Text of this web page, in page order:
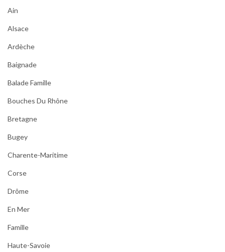
Ain
Alsace
Ardèche
Baignade
Balade Famille
Bouches Du Rhône
Bretagne
Bugey
Charente-Maritime
Corse
Drôme
En Mer
Famille
Haute-Savoie